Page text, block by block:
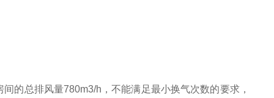
间的总排风量780m3/h ，不能满足最小换气次数的要求，